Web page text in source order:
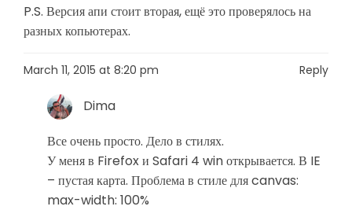
P.S. Версия апи стоит вторая, ещё это проверялось на
разных копьютерах.
March 11, 2015 at 8:20 pm Reply
Dima
Все очень просто. Дело в стилях.
У меня в Firefox и Safari 4 win открывается. В IE
– пустая карта. Проблема в стиле для canvas:
max-width: 100%